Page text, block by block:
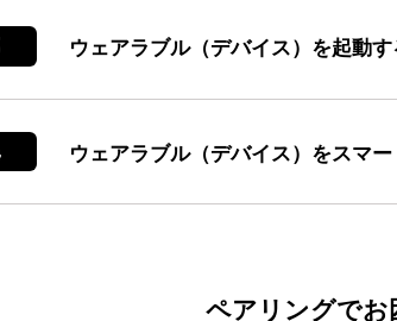
ウェアラブル（デバイス）を起動す
ウェアラブル（デバイス）をスマ
ペアリングでお